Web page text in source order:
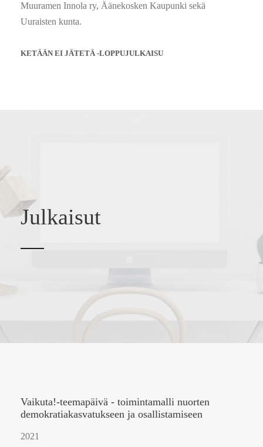
Muuramen Innola ry, Äänekosken Kaupunki sekä
Uuraisten kunta.
KETÄÄN EI JÄTETÄ -LOPPUJULKAISU
Julkaisut
Vaikuta!-teemapäivä - toimintamalli nuorten
demokratiakasvatukseen ja osallistamiseen
2021